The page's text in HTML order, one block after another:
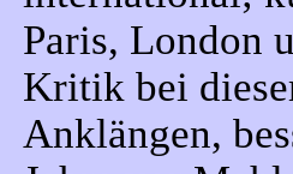
Paris, London
Kritik bei
Anklängen,